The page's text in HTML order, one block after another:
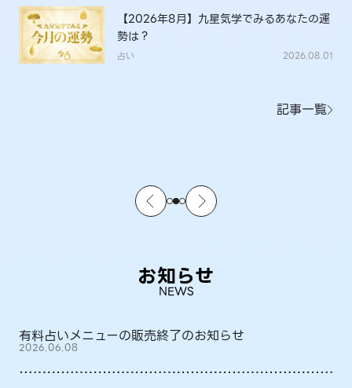
【2026年8月】九星気学でみるあなたの運
勢は？
占い 2026.08.01
記事一覧
お知らせ
NEWS
有料占いメニューの販売終了のお知らせ
2026.06.08